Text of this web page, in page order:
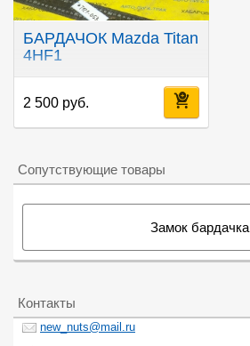
БАРДАЧОК Mazda Titan
4HF1
2 500 руб.
Сопутствующие товары
Замок бардачка
Контакты
new_nuts@mail.ru